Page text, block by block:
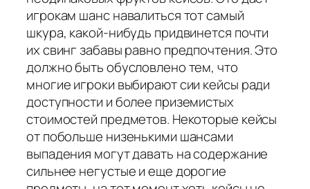
игрокам шанс навалиться тот самый
шкура, какой-нибудь придвинется почти
их свинг забавы равно предпочтения. Это
должно быть обусловлено тем, что
многие игроки выбирают сии кейсы ради
доступности и более приземистых
стоимостей предметов. Некоторые кейсы
от побольше низенькими шансами
выпадения могут давать на содержание
сильнее негустые и еще дорогие